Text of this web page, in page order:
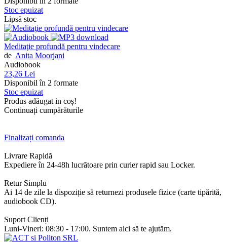
Stoc epuizat
Lipsă stoc
Meditaţie profundă pentru vindecare
de Anita Moorjani
Audiobook
23,26 Lei
Disponibil în 2 formate
Stoc epuizat
Produs adăugat in coș!
Continuați cumpărăturile
Finalizați comanda
Livrare Rapidă
Expediere în 24-48h lucrătoare prin curier rapid sau Locker.
Retur Simplu
Ai 14 de zile la dispoziție să returnezi produsele fizice (carte tipărită,
audiobook CD).
Suport Clienți
Luni-Vineri: 08:30 - 17:00. Suntem aici să te ajutăm.